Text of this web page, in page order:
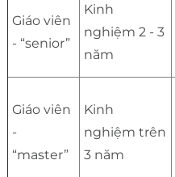
Giáo viên
- “senior”
Kinh
nghiệm 2 - 3
năm
Giáo viên
-
“master”
Kinh
nghiệm trên
3 năm